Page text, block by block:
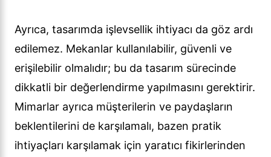
Ayrıca, tasarımda işlevsellik ihtiyacı da göz ardı
edilemez. Mekanlar kullanılabilir, güvenli ve
erişilebilir olmalıdır; bu da tasarım sürecinde
dikkatli bir değerlendirme yapılmasını gerektirir.
Mimarlar ayrıca müşterilerin ve paydaşların
beklentilerini de karşılamalı, bazen pratik
ihtiyaçları karşılamak için yaratıcı fikirlerinden